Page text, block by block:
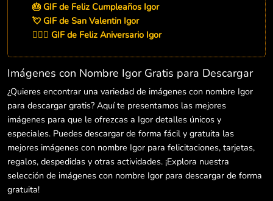
🎂 GIF de Feliz Cumpleaños Igor
💘 GIF de San Valentin Igor
👨‍❤️‍👨 GIF de Feliz Aniversario Igor
Imágenes con Nombre Igor Gratis para Descargar
¿Quieres encontrar una variedad de imágenes con nombre Igor
para descargar gratis? Aquí te presentamos las mejores
imágenes para que le ofrezcas a Igor detalles únicos y
especiales. Puedes descargar de forma fácil y gratuita las
mejores imágenes con nombre Igor para felicitaciones, tarjetas,
regalos, despedidas y otras actividades. ¡Explora nuestra
selección de imágenes con nombre Igor para descargar de forma
gratuita!